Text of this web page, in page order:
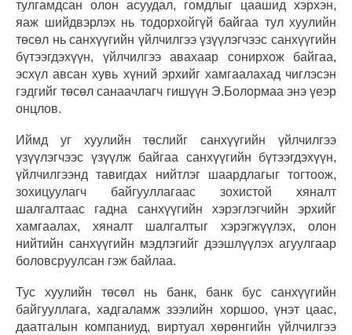
тулгамдсан олон асуудал, гомдлыг цаашид хэрхэн,
яаж шийдвэрлэх нь тодорхойгүй байгаа тул хуулийн
төсөл нь санхүүгийн үйлчилгээ үзүүлэгчээс санхүүгийн
бүтээгдэхүүн, үйлчилгээ авахаар сонирхож байгаа,
эсхүл авсан хувь хүний эрхийг хамгаалахад чиглэсэн
гэдгийг төсөл санаачлагч гишүүн Э.Болормаа энэ үеэр
онцлов.
Иймд уг хуулийн төслийг санхүүгийн үйлчилгээ
үзүүлэгчээс үзүүлж байгаа санхүүгийн бүтээгдэхүүн,
үйлчилгээнд тавигдах нийтлэг шаардлагыг тогтоож,
зохицуулагч байгууллагаас зохистой хяналт
шалгалтаас гадна санхүүгийн хэрэглэгчийн эрхийг
хамгаалах, хяналт шалгалтыг хэрэгжүүлэх, олон
нийтийн санхүүгийн мэдлэгийг дээшлүүлэх агуулгаар
боловсруулсан гэж байлаа.
Тус хуулийн төсөл нь банк, банк бус санхүүгийн
байгууллага, хадгаламж зээлийн хоршоо, үнэт цаас,
даатгалын компаниуд, виртуал хөрөнгийн үйлчилгээ